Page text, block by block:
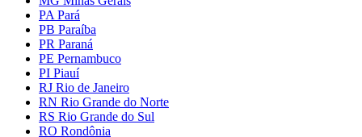
PA Pará
PB Paraíba
PR Paraná
PE Pernambuco
PI Piauí
RJ Rio de Janeiro
RN Rio Grande do Norte
RS Rio Grande do Sul
RO Rondônia